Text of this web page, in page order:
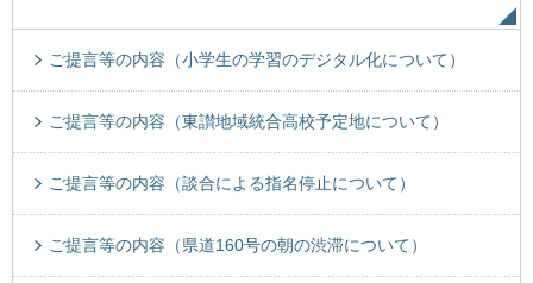
ご提言等の内容（小学生の学習のデジタル化について）
ご提言等の内容（東讃地域統合高校予定地について）
ご提言等の内容（談合による指名停止について）
ご提言等の内容（県道160号の朝の渋滞について）